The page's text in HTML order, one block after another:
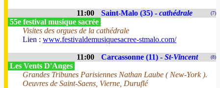
11:00 Saint-Malo (35) - cathédrale (7)
55e festival musique sacrée
Visites des orgues de la cathédrale
Lien : www.festivaldemusiquesacree-stmalo.com/
11:00 Carcassonne (11) - St-Vincent (8)
Les Vents D'Anges
Grandes Tribunes Parisiennes Nathan Laube ( New-York ).
Oeuvres de Saint-Saens, Vierne, Duruflé